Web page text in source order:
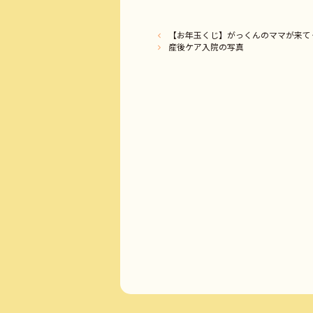
【お年玉くじ】がっくんのママが来
産後ケア入院の写真